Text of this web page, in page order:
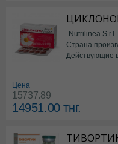
-Nutrilinea S.r.l
Страна
Действующие
Цена
15737.89
14951.00тнг.